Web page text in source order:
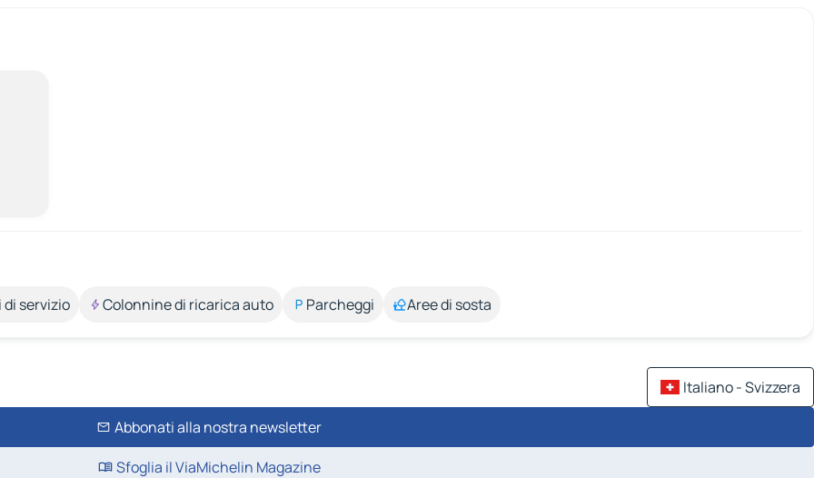
servizio Colonnine di ricarica auto Parcheggi Aree di sosta
Italiano - Svizzera
Abbonati alla nostra newsletter
Sfoglia il ViaMichelin Magazine